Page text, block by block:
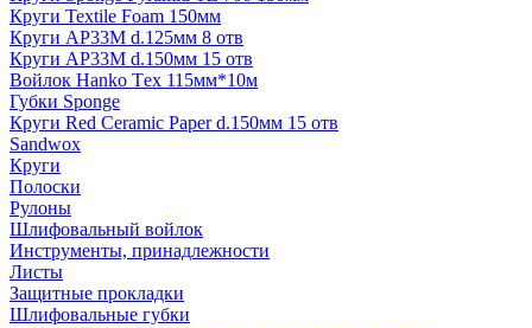
Круги Textile Foam 150мм
Круги AP33M d.125мм 8 отв
Круги AP33M d.150мм 15 отв
Войлок Hanko Tех 115мм*10м
Губки Sponge
Круги Red Ceramic Paper d.150мм 15 отв
Sandwox
Круги
Полоски
Рулоны
Шлифовальный войлок
Инструменты, принадлежности
Листы
Защитные прокладки
Шлифовальные губки